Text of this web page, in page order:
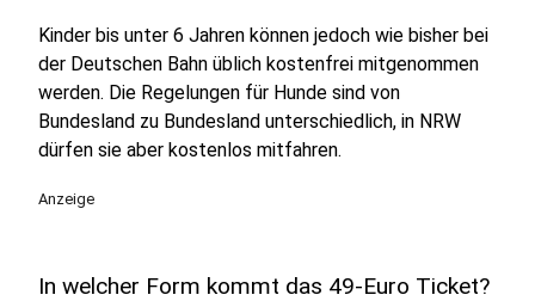
Kinder bis unter 6 Jahren können jedoch wie bisher bei
der Deutschen Bahn üblich kostenfrei mitgenommen
werden. Die Regelungen für Hunde sind von
Bundesland zu Bundesland unterschiedlich, in NRW
dürfen sie aber kostenlos mitfahren.
Anzeige
In welcher Form kommt das 49-Euro Ticket?